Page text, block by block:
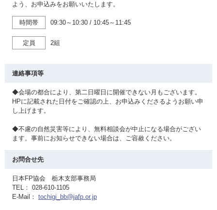
よう、お申込みをお願いいたします。
時間帯 09:30～10:30 / 10:45～11:45
定員 2組
連絡事項等
◆会場の都合により、第二日曜日に開催できない月もございます。
HPに記載された日付をご確認の上、お申込みくださるようお願い申
し上げます。
◆不慮の自然災害等により、無料相談会が中止になる場合がござい
ます。事前にお知らせできない場合は、ご容赦ください。
お問合せ先
日本FP協会 栃木支部事務局
TEL： 028-610-1105
E-Mail： tochigi_bb@jafp.or.jp